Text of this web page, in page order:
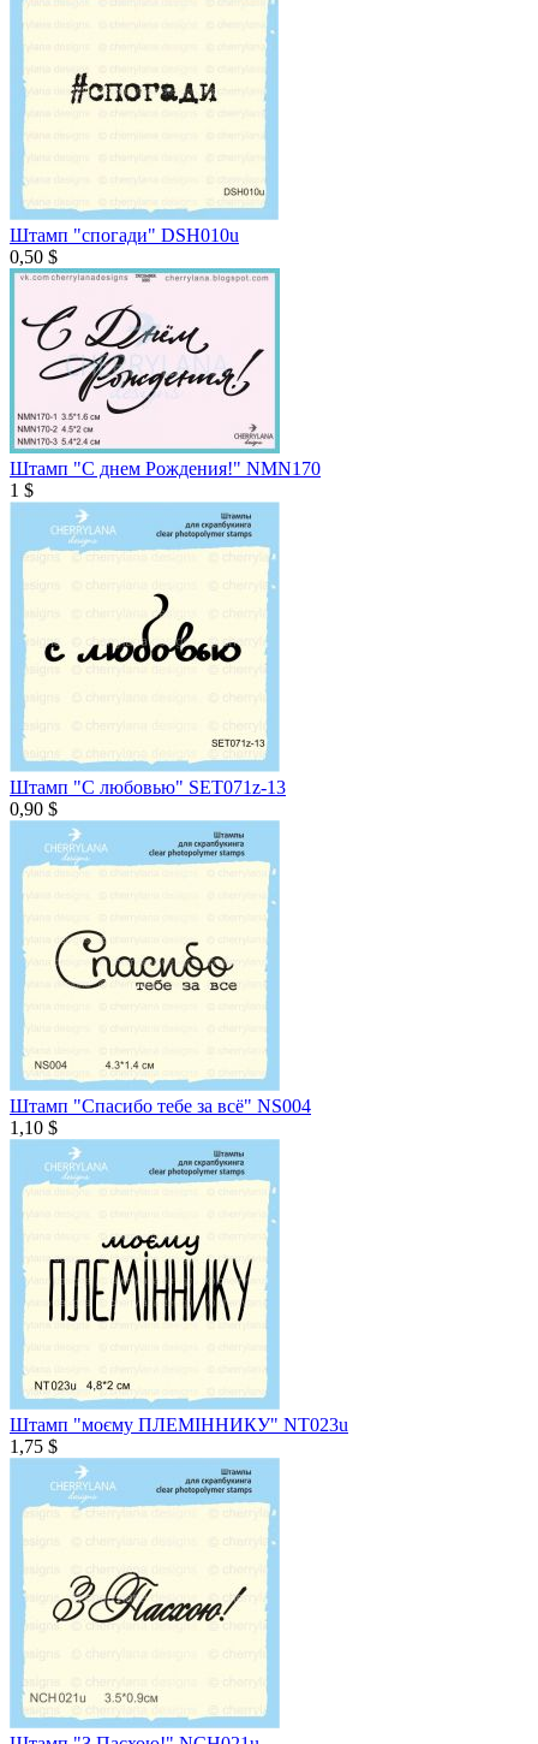
Штамп "спогади" DSH010u
0,50 $
Штамп "С днем Рождения!" NMN170
1 $
Штамп "С любовью" SET071z-13
0,90 $
Штамп "Спасибо тебе за всё" NS004
1,10 $
Штамп "моєму ПЛЕМІННИКУ" NT023u
1,75 $